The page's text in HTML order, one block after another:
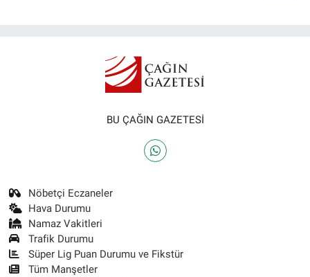
BU ÇAĞIN GAZETESİ
Nöbetçi Eczaneler
Hava Durumu
Namaz Vakitleri
Trafik Durumu
Süper Lig Puan Durumu ve Fikstür
Tüm Manşetler